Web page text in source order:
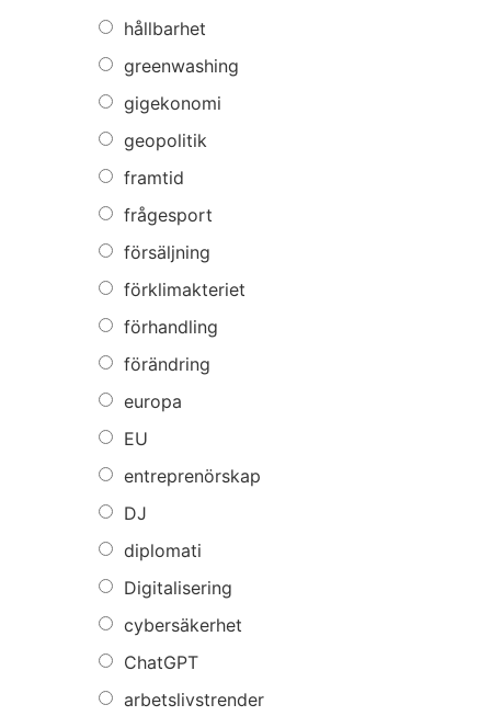
hållbarhet
greenwashing
gigekonomi
geopolitik
framtid
frågesport
försäljning
förklimakteriet
förhandling
förändring
europa
EU
entreprenörskap
DJ
diplomati
Digitalisering
cybersäkerhet
ChatGPT
arbetslivstrender